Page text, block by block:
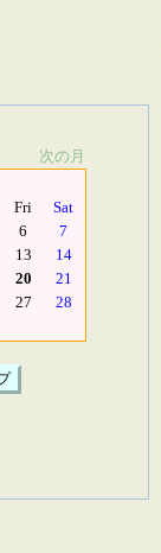
次の月
Fri
Sat
6
7
13
14
20
21
27
28